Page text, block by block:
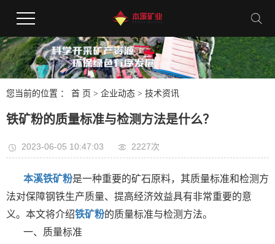
您当前的位置 ： 首 页 > 企业动态 > 技术资讯
铁矿粉的质量标准与检测方法是什么？
2023-06-05 10:47:03 2227次
本溪铁矿粉是一种重要的矿石原料，其质量标准和检测方
法对保障钢铁生产质量、提高经济效益具有非常重要的意
义。本文将介绍铁矿粉的质量标准与检测方法。
一、质量标准